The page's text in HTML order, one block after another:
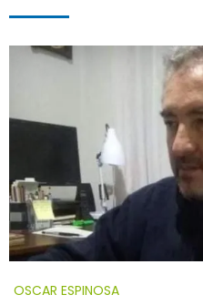
OSCAR ESPINOSA